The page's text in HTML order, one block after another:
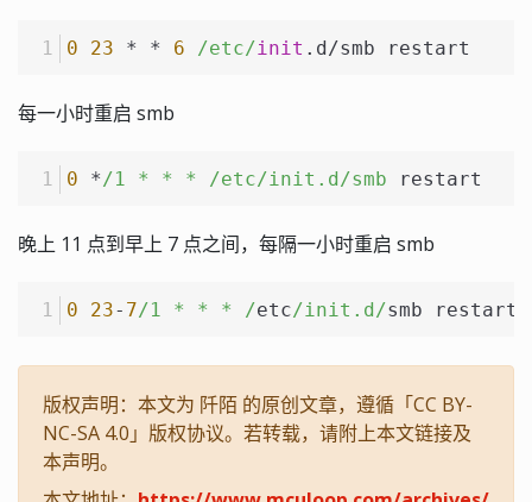
0 23 * * 6 /etc/init .d/smb restart
每一小时重启 smb
0 */1 * * * /etc/init.d/smb restart
晚上 11 点到早上 7 点之间，每隔一小时重启 smb
0 23- 7/1 * * * /etc/init.d/smb restart
版权声明：本文为 阡陌 的原创文章，遵循「CC BY-
NC-SA 4.0」版权协议。若转载，请附上本文链接及
本声明。